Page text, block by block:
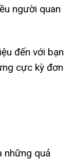
người quan
đến với bạn
cực kỳ đơn
những quả